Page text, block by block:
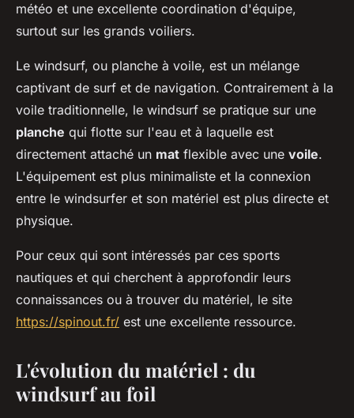
météo et une excellente coordination d'équipe,
surtout sur les grands voiliers.
Le windsurf, ou planche à voile, est un mélange
captivant de surf et de navigation. Contrairement à la
voile traditionnelle, le windsurf se pratique sur une
planche qui flotte sur l'eau et à laquelle est
directement attaché un mat flexible avec une voile.
L'équipement est plus minimaliste et la connexion
entre le windsurfer et son matériel est plus directe et
physique.
Pour ceux qui sont intéressés par ces sports
nautiques et qui cherchent à approfondir leurs
connaissances ou à trouver du matériel, le site
https://spinout.fr/ est une excellente ressource.
L'évolution du matériel : du
windsurf au foil